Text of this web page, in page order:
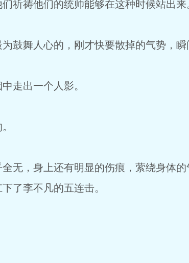
祈祷他们的统帅能够在这种时候站出来
鼓舞人心的，刚才快要散掉的气势，瞬
走出一个人影。
无，身上还有明显的伤痕，萦绕身体
了李不凡的五连击。